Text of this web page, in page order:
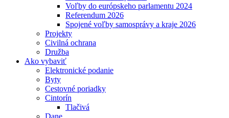
Voľby do európskeho parlamentu 2024
Referendum 2026
Spojené voľby samosprávy a kraje 2026
Projekty
Civilná ochrana
Družba
Ako vybaviť
Elektronické podanie
Byty
Cestovné poriadky
Cintorín
Tlačivá
Dane